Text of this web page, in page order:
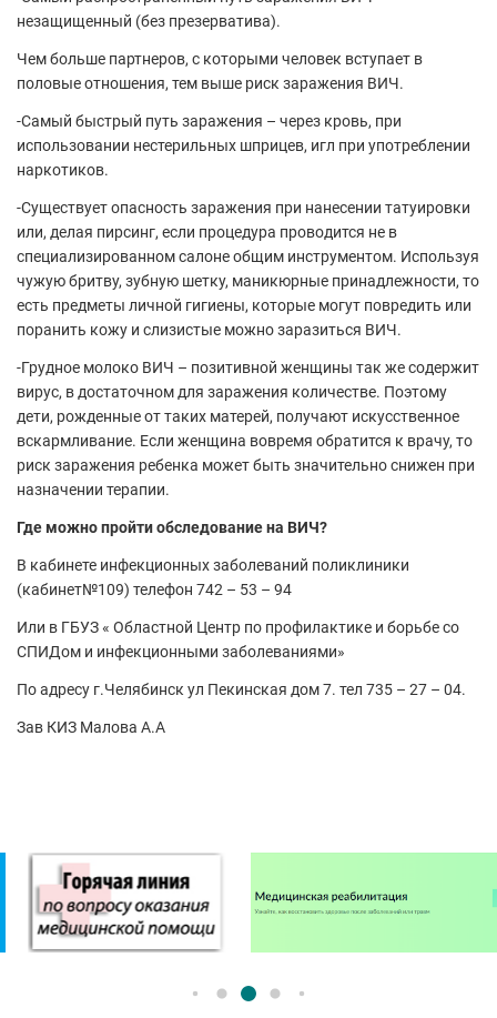
незащищенный (без презерватива).
Чем больше партнеров, с которыми человек вступает в
половые отношения, тем выше риск заражения ВИЧ.
-Самый быстрый путь заражения – через кровь, при
использовании нестерильных шприцев, игл при употреблении
наркотиков.
-Существует опасность заражения при нанесении татуировки
или, делая пирсинг, если процедура проводится не в
специализированном салоне общим инструментом. Используя
чужую бритву, зубную шетку, маникюрные принадлежности, то
есть предметы личной гигиены, которые могут повредить или
поранить кожу и слизистые можно заразиться ВИЧ.
-Грудное молоко ВИЧ – позитивной женщины так же содержит
вирус, в достаточном для заражения количестве. Поэтому
дети, рожденные от таких матерей, получают искусственное
вскармливание. Если женщина вовремя обратится к врачу, то
риск заражения ребенка может быть значительно снижен при
назначении терапии.
Где можно пройти обследование на ВИЧ?
В кабинете инфекционных заболеваний поликлиники
(кабинет№109) телефон 742 – 53 – 94
Или в ГБУЗ « Областной Центр по профилактике и борьбе со
СПИДом и инфекционными заболеваниями»
По адресу г.Челябинск ул Пекинская дом 7. тел 735 – 27 – 04.
Зав КИЗ Малова А.А